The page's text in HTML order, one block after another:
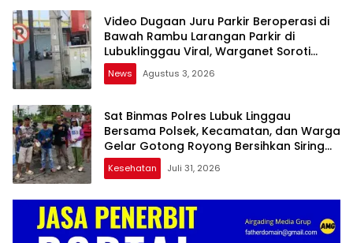
Video Dugaan Juru Parkir Beroperasi di
Bawah Rambu Larangan Parkir di
Lubuklinggau Viral, Warganet Soroti
Dugaan Pelanggaran
News Agustus 3, 2026
Sat Binmas Polres Lubuk Linggau
Bersama Polsek, Kecamatan, dan Warga
Gelar Gotong Royong Bersihkan Siring
Agung
Kesehatan Juli 31, 2026